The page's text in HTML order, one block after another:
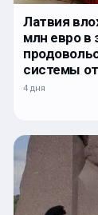
Латвия
млн евро в
системы
4 дня